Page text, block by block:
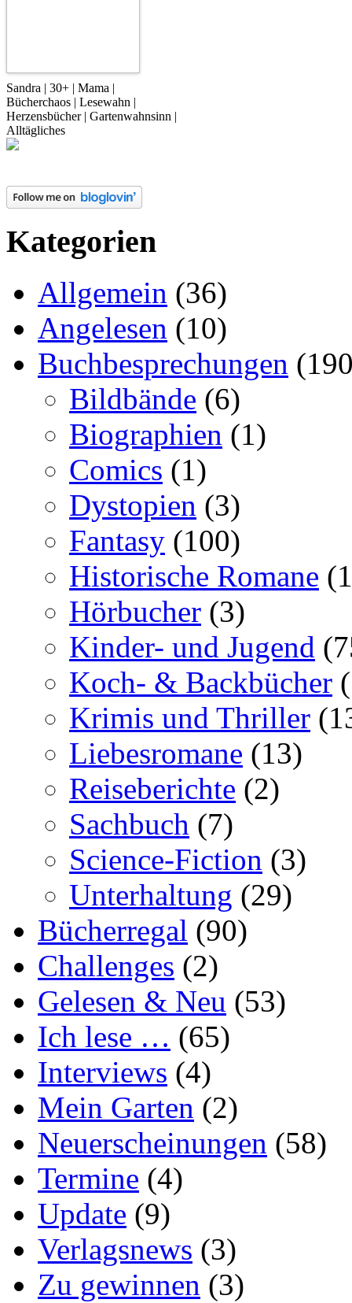
Sandra | 30+ | Mama |
Bücherchaos | Lesewahn |
Herzensbücher | Gartenwahnsinn |
Alltägliches
Kategorien
Allgemein (36)
Angelesen (10)
Buchbesprechungen
Bildbände (6)
Biographien (1)
Comics (1)
Dystopien (3)
Fantasy (100)
Historische Romane
Hörbucher (3)
Kinder- und Jugend
Koch- & Backbücher
Krimis und Thriller
Liebesromane (13)
Reiseberichte (2)
Sachbuch (7)
Science-Fiction (3)
Unterhaltung (29)
Bücherregal (90)
Challenges (2)
Gelesen & Neu (53)
Ich lese … (65)
Interviews (4)
Mein Garten (2)
Neuerscheinungen (58)
Termine (4)
Update (9)
Verlagsnews (3)
Zu gewinnen (3)